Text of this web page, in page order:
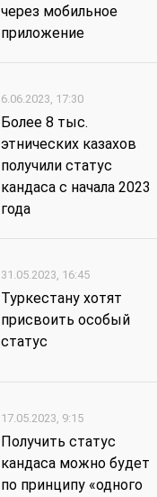
через мобильное
приложение
6.06.2023, 17:30
Более 8 тыс.
этнических казахов
получили статус
кандаса с начала 2023
года
31.05.2023, 16:45
Туркестану хотят
присвоить особый
статус
17.05.2023, 9:15
Получить статус
кандаса можно будет
по принципу «одного